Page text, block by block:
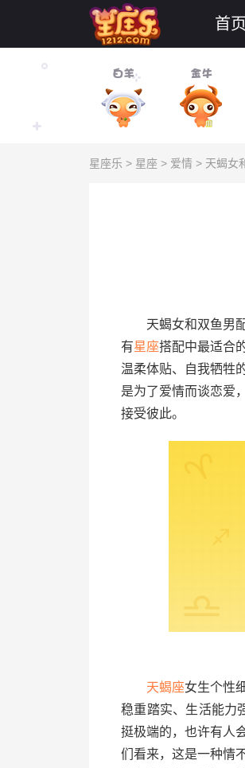
首页
星座乐 > 星座 > 爱情 > 天蝎女
天蝎女和双鱼男
有星座搭配中最适合
温柔体贴、自我牺牲
是为了爱情而谈恋爱
接受彼此。
天蝎座女生个性
稳重踏实、生活能力
挺极端的，也许有人
们看来，这是一种情